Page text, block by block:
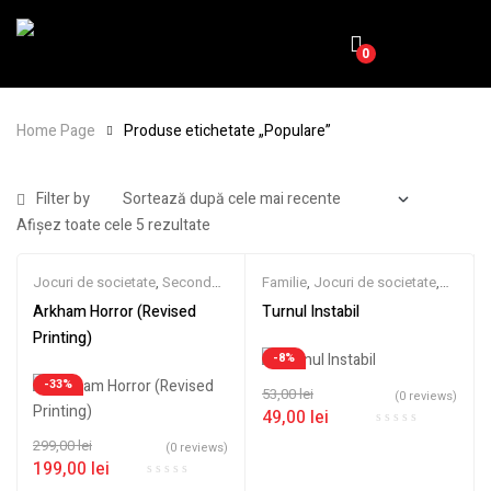
0
Home Page Produse etichetate „Populare”
Filter by
Afișez toate cele 5 rezultate
Jocuri de societate, Second
Hand,Strategie
Arkham Horror (Revised
Printing)
-33%
299,00lei
199,00 lei
(0 reviews)
Familie, Jocuri de societate,
Petrecere,Second Hand
Turnul Instabil
-8%
53,00lei
49,00 lei
(0 reviews)